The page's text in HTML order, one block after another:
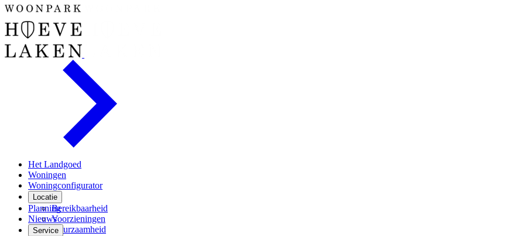
Het Landgoed
Woningen
Woningconfigurator
Locatie
Bereikbaarheid
Voorzieningen
Duurzaamheid
Planning
Nieuws
Service